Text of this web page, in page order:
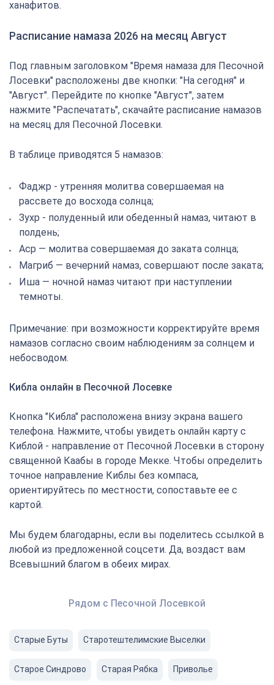
ханафитов.
Расписание намаза 2026 на месяц Август
Под главным заголовком "Время намаза для Песочной
Лосевки" расположены две кнопки: "На сегодня" и
"Август". Перейдите по кнопке "Август", затем
нажмите "Распечатать", скачайте расписание намазов
на месяц для Песочной Лосевки.
В таблице приводятся 5 намазов:
Фаджр - утренняя молитва совершаемая на
рассвете до восхода солнца;
Зухр - полуденный или обеденный намаз, читают в
полдень;
Аср — молитва совершаемая до заката солнца;
Магриб — вечерний намаз, совершают после заката;
Иша — ночной намаз читают при наступлении
темноты.
Примечание: при возможности корректируйте время
намазов согласно своим наблюдениям за солнцем и
небосводом.
Кибла онлайн в Песочной Лосевке
Кнопка "Кибла" расположена внизу экрана вашего
телефона. Нажмите, чтобы увидеть онлайн карту с
Киблой - направление от Песочной Лосевки в сторону
священной Каабы в городе Мекке. Чтобы определить
точное направление Киблы без компаса,
ориентируйтесь по местности, сопоставьте ее с
картой.
Мы будем благодарны, если вы поделитесь ссылкой в
любой из предложенной соцсети. Да, воздаст вам
Всевышний благом в обеих мирах.
Рядом с Песочной Лосевкой
Старые Буты Старотештелимские Выселки
Старое Синдрово Старая Рябка Приволье